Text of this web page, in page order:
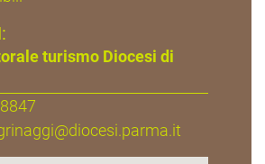
turismo Diocesi di